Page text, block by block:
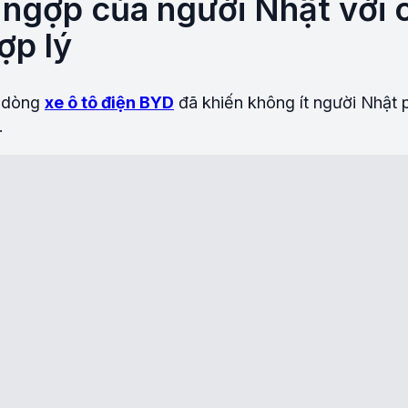
của người Nhật với
lý
xe ô tô điện BYD đã khiến không ít người Nhật